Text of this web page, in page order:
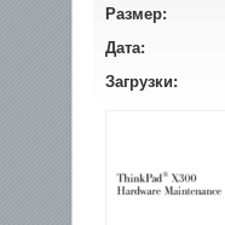
Размер:
Дата:
Загрузки: